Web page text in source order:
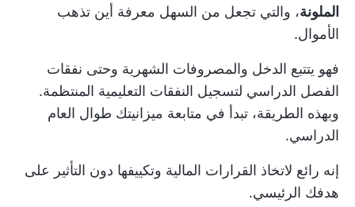
الملونة، والتي تجعل من السهل معرفة أين تذهب
الأموال.
فهو يتتبع الدخل والمصروفات الشهرية وحتى نفقات
الفصل الدراسي لتسجيل النفقات التعليمية المنتظمة.
وبهذه الطريقة، تبدأ في متابعة ميزانيتك طوال العام
الدراسي.
إنه رائع لاتخاذ القرارات المالية وتكييفها دون التأثير على
هدفك الرئيسي.